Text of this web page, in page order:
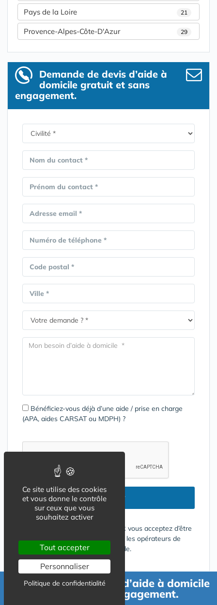
Pays de la Loire 21
Provence-Alpes-Côte-D'Azur 29
Demande de devis d’aide à
domicile gratuit et sans
engagement.
Nom du contact *
Prénom du contact *
Adresse email *
Numéro de téléphone *
Code postal *
Ville *
Bénéficiez-vous déjà d’une aide / prise en charge
(APA, aides CARSAT ou MDPH) ?
Envoyer
En cliquant sur le bouton ENVOYER vous acceptez d’être
contacté par mail ou téléphone par les opérateurs de
services répondant à votre demande.
Conditions d'utilisation
Demande de devis d’aide à domicile
gratuit et sans engagement.
Ce site utilise des cookies
et vous donne le contrôle
sur ceux que vous
souhaitez activer
Tout accepter
Personnaliser
Politique de confidentialité